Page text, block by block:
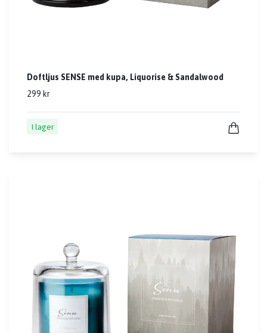
Doftljus SENSE med kupa, Liquorise & Sandalwood
299 kr
I lager